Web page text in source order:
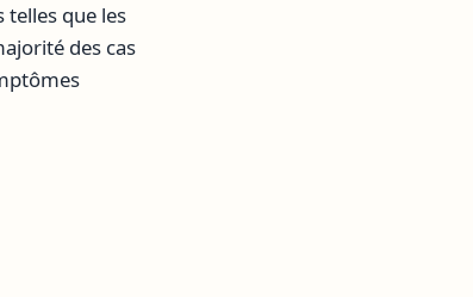
que les
des cas